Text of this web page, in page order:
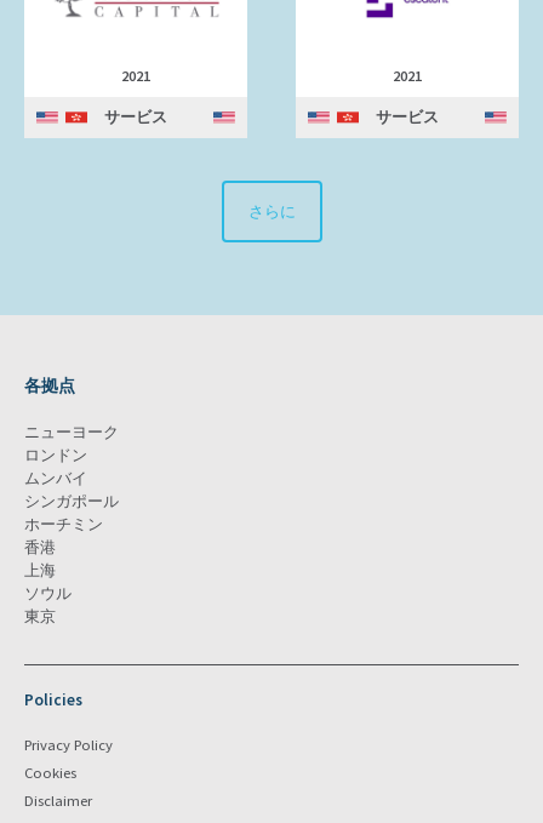
2021
サービス
2021
サービス
さらに
各拠点
ニューヨーク
ロンドン
ムンバイ
シンガポール
ホーチミン
香港
上海
ソウル
東京
Policies
Privacy Policy
Cookies
Disclaimer